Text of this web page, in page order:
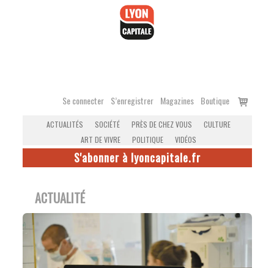
Se connecter S’enregistrer Magazines Boutique
Voir
ACTUALITÉS SOCIÉTÉ PRÈS DE CHEZ VOUS
CULTURE
ART DE VIVRE
POLITIQUE VIDÉOS
S'abonner à lyoncapitale.fr
ACTUALITÉ